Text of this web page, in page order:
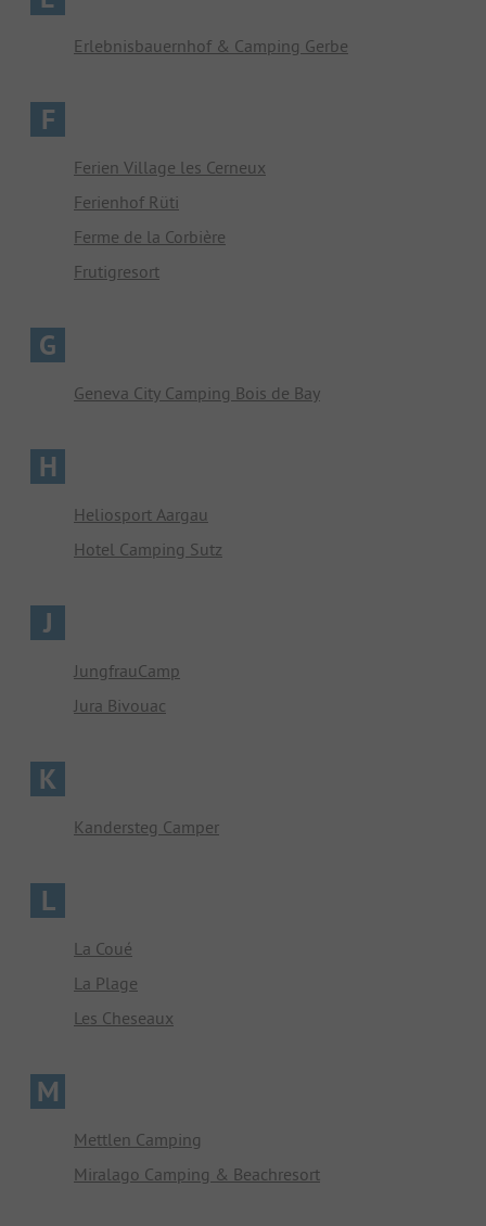
Erlebnisbauernhof & Camping Gerbe
F
Ferien Village les Cerneux
Ferienhof Rüti
Ferme de la Corbière
Frutigresort
G
Geneva City Camping Bois de Bay
H
Heliosport Aargau
Hotel Camping Sutz
J
JungfrauCamp
Jura Bivouac
K
Kandersteg Camper
L
La Coué
La Plage
Les Cheseaux
M
Mettlen Camping
Miralago Camping & Beachresort